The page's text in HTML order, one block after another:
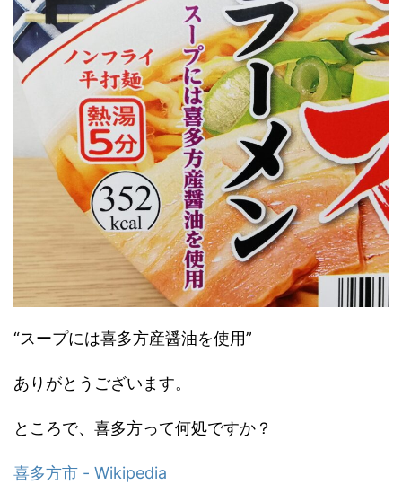
“スープには喜多方産醤油を使用”
ありがとうございます。
ところで、喜多方って何処ですか？
喜多方市 - Wikipedia